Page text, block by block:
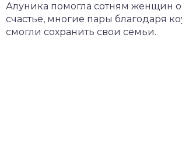
Алуника помогла сотням женщин
счастье, многие пары благодаря
смогли сохранить свои семьи.